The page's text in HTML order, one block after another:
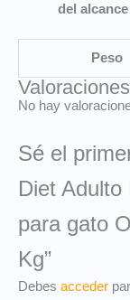
del
Peso
Valoraciones
No hay
Sé el
Diet Adulto
para gato
Kg”
Debes acceder